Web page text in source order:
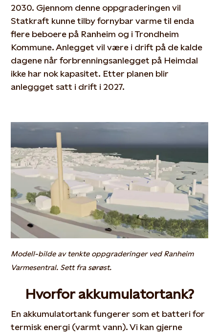
2030. Gjennom denne oppgraderingen vil
Statkraft kunne tilby fornybar varme til enda
flere beboere på Ranheim og i Trondheim
Kommune. Anlegget vil være i drift på de kalde
dagene når forbrenningsanlegget på Heimdal
ikke har nok kapasitet. Etter planen blir
anleggget satt i drift i 2027.
Modell-bilde av tenkte oppgraderinger ved Ranheim
Varmesentral. Sett fra sørøst.
Hvorfor akkumulatortank?
En akkumulatortank fungerer som et batteri for
termisk energi (varmt vann). Vi kan gjerne